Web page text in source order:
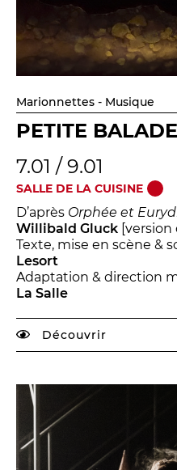
Marionnettes - Musique
PETITE
7.01 / 9.01
SALLE DE LA CUISINE
D’après Orphée et
Willibald Gluck [version
Texte, mise en scène &
Lesort
Adaptation & direction
La Salle
Découvrir